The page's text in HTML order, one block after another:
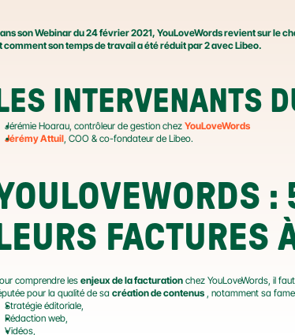
son Webinar du 24 février 2021, YouLoveWords revient sur le
comment son temps de travail a été réduit par 2 avec Libeo.
LES INTERVENANTS
Jérémie Hoarau, contrôleur de gestion chez YouLoveWords
Jérémy Attuil, COO & co-fondateur de Libeo.
LEURS FACTURES
comprendre les enjeux de la facturation chez YouLoveWords, il
pour la qualité de sa création de contenus , notamment sa
Stratégie éditoriale,
Rédaction web,
Vidéos,